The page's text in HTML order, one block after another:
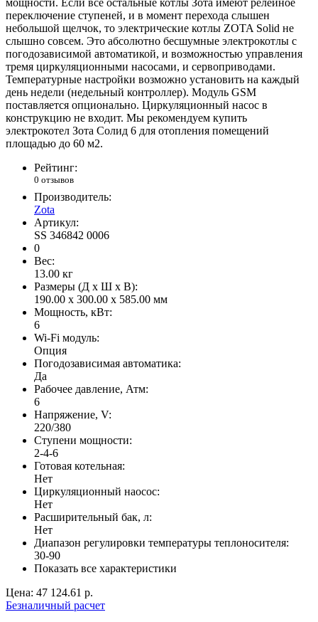
мощности. Если все остальные котлы Зота имеют релейное
переключение ступеней, и в момент перехода слышен
небольшой щелчок, то электрические котлы ZOTA Solid не
слышно совсем. Это абсолютно бесшумные электрокотлы с
погодозависимой автоматикой, и возможностью управления
тремя циркуляционными насосами, и сервоприводами.
Температурные настройки возможно установить на каждый
день недели (недельный контроллер). Модуль GSM
поставляется опционально. Циркуляционный насос в
конструкцию не входит. Мы рекомендуем купить
электрокотел Зота Солид 6 для отопления помещений
площадью до 60 м2.
Рейтинг:
0 отзывов
Производитель:
Zota
Артикул:
SS 346842 0006
0
Вес:
13.00 кг
Размеры (Д x Ш x В):
190.00 x 300.00 x 585.00 мм
Мощность, кВт:
6
Wi-Fi модуль:
Опция
Погодозависимая автоматика:
Да
Рабочее давление, Атм:
6
Напряжение, V:
220/380
Ступени мощности:
2-4-6
Готовая котельная:
Нет
Циркуляционный наосос:
Нет
Расширительный бак, л:
Нет
Диапазон регулировки температуры теплоносителя:
30-90
Показать все характеристики
Цена: 47 124.61 р.
Безналичный расчет